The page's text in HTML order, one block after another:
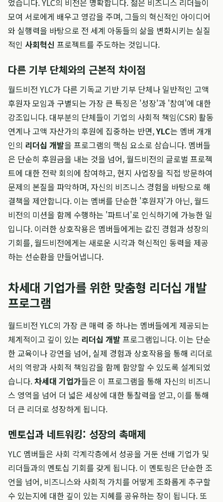
었습니다. YLC의 비전은 명확합니다. 젊은 비즈니스 리더들이
모여 서로에게 배우고 영감을 주며, 그들의 혁신적인 아이디어
와 실행력을 바탕으로 전 세계 아동들의 삶을 변화시키는 실질
적인 사회혁신 프로젝트를 주도하는 것입니다.
다른 기부 단체와의 근본적 차이점
월드비전 YLC가 다른 기독교 기반 기부 단체나 일반적인 고액
후원자 모임과 구별되는 가장 큰 특징은 '성장'과 '참여'에 대한
강조입니다. 대부분의 단체들이 기업의 사회적 책임(CSR) 활동
연계나 고액 자산가의 후원에 집중하는 반면,YLC는 멤버 개개
인의 리더십 개발을 프로그램의 핵심 요소로 삼습니다. 멤버들
은 단순히 후원금을 내는 것을 넘어, 월드비전의 글로벌 프로젝
트에 대한 전략 회의에 참여하고, 현지 사업장을 직접 방문하여
문제의 본질을 파악하며, 자신의 비즈니스 경험을 바탕으로 해
결책을 제안합니다. 이는 멤버를 단순한 '후원자'가 아닌, 월드
비전의 미션을 함께 수행하는 '파트너'로 인식하기에 가능한 일
입니다. 이러한 상호작용은 멤버들에게는 값진 경험과 성장의
기회를, 월드비전에게는 새로운 시각과 혁신적인 동력을 제공
하는 선순환을 만들어냅니다.
차세대 기업가를 위한 맞춤형 리더십 개발
프로그램
월드비전 YLC의 가장 큰 매력 중 하나는 멤버들에게 제공되는
체계적이고 깊이 있는 리더십 개발프로그램입니다. 이는 단순
한 교육이나 강연을 넘어, 실제 경험과 상호작용을 통해 리더로
서의 역량과 사회적 책임감을 함께 함양할 수 있도록 설계되었
습니다.차세대 기업가들은 이 프로그램을 통해 자신의 비즈니
스 영역을 넘어 더 넓은 세상에 대한 통찰력을 얻고, 이를 통해
더 큰 리더로 성장하게 됩니다.
멘토십과 네트워킹: 성장의 촉매제
YLC 멤버들은 사회 각계각층에서 성공을 거둔 선배 기업가 및
리더들과의 멘토십 기회를 갖게 됩니다. 이 멘토링은 단순한 조
언을 넘어, 비즈니스와 사회적 가치를 어떻게 조화롭게 추구할
수 있는지에 대한 깊이 있는 지혜를 공유하는 장이 됩니다. 또